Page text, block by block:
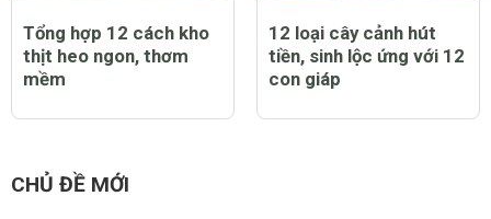
Tổng hợp 12 cách kho
thịt heo ngon, thơm
mềm
12 loại cây cảnh hút
tiền, sinh lộc ứng với 12
con giáp
CHỦ ĐỀ MỚI